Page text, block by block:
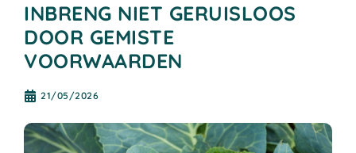
INBRENG NIET GERUISLOOS
DOOR GEMISTE
VOORWAARDEN
21/05/2026